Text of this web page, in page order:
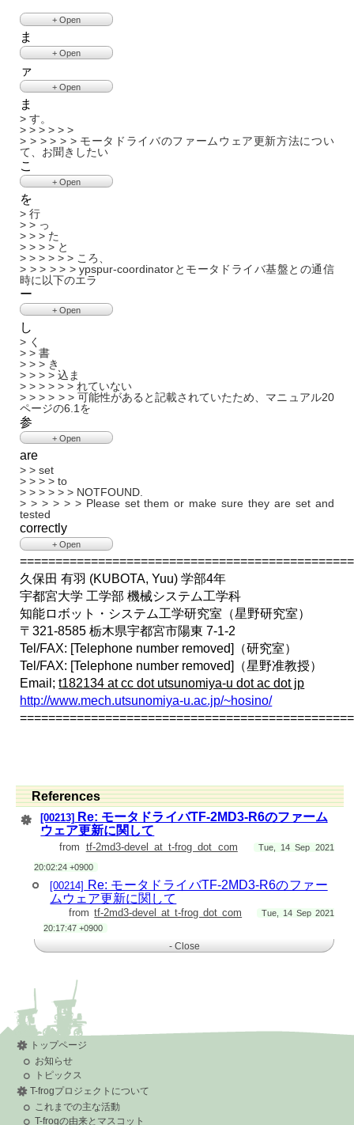
> > > Error: Device doesn’t have available YP protocol version.
> > > については，依然として解決していません．
> > お手元のYP-SpurがVer. 1.14.0とのことで、
> > ツジ電子様で出荷前検査を行ったバージョン「1.20.0」よ
りも古いバージョ
> >
> > 以上、よろしくお願いいたします。
> >
> > 阪東
> >
> > -----Original Message-----
> > From:tf-2md3-devel at t-frog dot com
frog dot com>
> > Sent: Monday, September 13, 2021 7:20 PM
> > To:
> > Subject: [tf-2md3-devel:00209] Re: モータドライバTF-
2MD3-R6のファー
- Close
> > Error: Device doesn’t have available YP protocol version.
> > については，依然として解決していません．
> >
> > 以前，高野様からモータドライバには最新のファームウェ
アが搭載されてい
> > つきましては，アップデートに関してご存じでしたら，
> > ご教授いただければ幸いです。
> > よろしくお願いいたします．
> >
> > ----- Original Message -----
> > > 阪東様，
> > >
> > > 宇都宮大学の久保田です．
> > >
> > > 補足情報として，OSやYP_Spurのバージョンに関する情
報以外に
> > > 必要な情報は何かありますでしょうか．
> > > ありましたらご指定いただけると幸いです．
> > > 引き続きよろしくお願いいたします．
> > >
> > > ----- Original Message -----
> > > > 阪東様，高野様
> > > >
> > > > ご連絡ありがとうございます．
> > > > 宇都宮大学の久保田です．
> > > >
> > > > 使用環境についての情報をお伝えいたします．
> > > > OSはubuntuのVer. 16.04,
> > > > YP-SpurはVer. 1.14.0を使用しております．
> > > >
> > > > デバイスの認識不良の疑いについては，こちらで確認
いたします．
> > > > 引き続きよろしくお願いいたします．
> > > >
> > > > ----- Original Message -----
> > > > > 宇都宮大学
> > > > > 久保田様
> > > > >
> > > > > お世話になっております。
> > > > > ツジ電子の高野です。
> > > > >
> > > > > 阪東様ご対応ありがとうございます。
> > > > > 以下は弊社の検査担当者(ワシリー)からの回答です。
> > > > >
> > > > > 現在、弊社が販売しておりますT-frogモータドライバ
は
> > > > > ファームウェアv0.6.0（現時点では最新版）を
> > > > > 標準として搭載しています。
> > > > >
> > > > > 弊社では出荷検査の時YP-Spur Ver. 1.20.0を
> > > > > 使っておりますので、お客様ご使用のYP-Spurの
> > > > > バージョンが異なる場合は、エーラ―の原因に
> > > > > なっている可能性があります。
> > > > >
> > > > > 解決方法といたしましては、
> > > > > モータドライバのファームウェアを古いバージョンに
戻すか、
> > > > > YP-Spurのバージョンを更新する方法があると思いま
す。
> > > > >
> > > > > どうぞよろしくお願いいたします。
> > > > >
> > > > > 阪東様へ
> > > > > 引き続きよろしくお願いいたします。
> > > > >
> > > > > > -----Original Message-----
> > > > > > From:tf-2md3-devel at t-frog dot com[mailto:tf-
2md3-devel@t-frog.
> > > > > > Sent: Thursday, September 9, 2021 8:18 AM
> > ァ
> > > ー
> > > > ム
> > > > > > ウェア更新に関して
> > > > > >
> > > > > > 宇都宮大学 久保田様、
> > > > > >
> > > > > > お世話になっております、
> > > > > > t-frogプロジェクトの阪東です。
> > > > > >
> > > > > > ファームウェアの書き換えに入る前に、
> > > > > > お使いの環境について情報を投稿いただけますと幸
いです。
> > > > > > お使いのOSやYp_spurのバージョンについて、
> > > > > > 補足をお願い致します。
> > > > > > 古い情報ですが、セットアップに関しては
> > > > > > 日本ロボット学会のセミナー資料もご参考いただけ
ると思います。
> > > > > >
tc.github.io/ros_mobile_robot_rsj_tutorial/assemblin
- Close
+ Open
>
> > > > > > g_robo
> >
> > >
> > > >
> > > > > > t.html
> > > > > >
> > > > > > Error: Can't open serial port.
> > > > > > とのエラーがでていることから、
> > > > > > ファームウェアというよりも、
> > > > > > デバイスの認識不良やポートに対するユーザーの権
限不足も疑われ
ま
+ Open
> す。
> > > > > > そちらも合わせてご確認いただけますでしょうか？
> > > > > >
> > > > > > 以上、よろしくお願いいたします。
> > > > > >
> > > > > > -----Original Message-----
> > > > > > From:tf-2md3-devel at t-frog dot com<tf-2md3-
devel at t-frog dot com>
> > > > > > Sent: Wednesday, September 8, 2021 6:36 PM
> > > > > > To: T-frog モータ <
> > > > > > Subject: [tf-2md3-devel:00204] モータドライバTF-
2MD3-R6のフ
ァ
+ Open
> ー
> > ム
> > > ウ
> > > > ェ
> > > > > > ア更新に関して
> > > > > >
> > > > > > お世話になっております。
> > > > > > 宇都宮大学知能ロボット・システム工学研究室の久
保田有羽と申し
ま
> す。
> > > > > >
> > > > > > モータドライバのファームウェア更新方法につい
て、お聞きしたい
こ
+ Open
> と
> > が
> > > 有
> > > > り
> > > > > > ご連絡いたしました。
> > > > > > 以下に、状況を記します。
> > > > > >
> > > > > > 先日、ツジ電子様から購入させて頂いたモータドラ
イバの動作確認
を
> 行
> > っ
> > > た
> > > > と
> > > > > > ころ、
> > > > > > ypspur-coordinatorとモータドライバ基盤との通信
時に以下のエラ
ー
+ Open
> が
> > 出
> > > 力
> > > > さ
> > > > > > れ
> > > > > > ました。
> > > > > >
> > > > > > Error: Can't open serial port.
> > > > > > Error: Device doesn’t have available YP protocol
version.
> > > > > >
ァームウェアが正
- Close
し
> く
> > 書
> > > き
> > > > 込ま
> > > > > > れていない
> > > > > > 可能性があると記載されていたため、マニュアル20
ページの6.1を
参
+ Open
> 考
> > に
> > > > > > ファームウェアの更新を試みました。
> > > > > > しかしながら、3行目のコマンド ./configure を実行
した際に、
> > > > > > 以下のエラーが出力されました。
> > > > > >
> > > > > > -- Could NOT find Readline (missing:
READLINE_LIBRARIES)
> > > > Error:
> > > > > > The following variables are used in this project, but
they
- Close
are
> > set
> > > > to
> > > > > > NOTFOUND.
> > > > > > Please set them or make sure they are set and
tested
correctly
+ Open
> > in
> > > > the
> > > > > CMake
> > > > > > files:
> > > > > > READLINE_LIBRARIES
> > > > > > linked by target "samba" in directory /home/nav-
robot2/
> > samba
> > > > > >
> > > > > > -- Configuring incomplete, errors occurred!
> > > > > > See also "/home/nav-
robot2/samba/CMakeFiles/CMakeOutput.log".
> > > > > >
> > > > > > このエラーについての解決方法をもしご存知でした
ら、
> > > > > >
> > > > >
> > > > >
> > > > >
> > > > >
> > > >
===============================================
> > > > 宇都宮大学 工学部 機械システム工学科
> > > > 知能ロボット・システム工学研究室（星野研究室）
> > > > 〒321-8585 栃木県宇都宮市陽東 7-1-2
> > > > Tel/FAX: [Telephone number removed]（研究室）
> > > > Tel/FAX: [Telephone number removed]（星野准教授）
> > > > Email;t182134 at cc dot utsunomiya-u dot ac dot jp
> > > >
> > > >
> > > >
> > > >
> > >
===============================================
> > > 久保田 有羽 (KUBOTA, Yuu) 学部4年
> > > 宇都宮大学 工学部 機械システム工学科
> > > 知能ロボット・システム工学研究室（星野研究室）
> > > 〒321-8585 栃木県宇都宮市陽東 7-1-2
> > > Tel/FAX: [Telephone number removed]（研究室）
> > > Tel/FAX: [Telephone number removed]（星野准教授）
> > > Email;t182134 at cc dot utsunomiya-u dot ac dot jp
> > > http://www.mech.utsunomiya-u.ac.jp/~hosino/
===============================================
久保田 有羽 (KUBOTA, Yuu) 学部4年
宇都宮大学 工学部 機械システム工学科
知能ロボット・システム工学研究室（星野研究室）
〒321-8585 栃木県宇都宮市陽東 7-1-2
Tel/FAX: [Telephone number removed]（研究室）
Tel/FAX: [Telephone number removed]（星野准教授）
Email;t182134 at cc dot utsunomiya-u dot ac dot jp
http://www.mech.utsunomiya-u.ac.jp/~hosino/
===============================================
References
[00213] Re: モータドライバTF-2MD3-R6のファーム
ウェア更新に関して
from tf-2md3-devel at t-frog dot com Tue, 14 Sep 2021
20:02:24 +0900
[00214] Re: モータドライバTF-2MD3-R6のファー
ムウェア更新に関して
fromtf-2md3-devel at t-frog dot com
Tue, 14 Sep 2021
20:17:47 +0900
- Close
トップページ
お知らせ
トピックス
T-frogプロジェクトについて
これまでの主な活動
T-frogの由来とマスコット